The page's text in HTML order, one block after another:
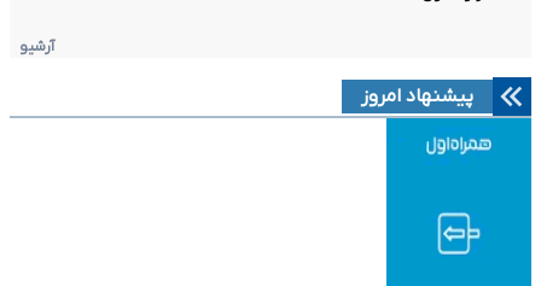
آرشیو
پیشنهاد امروز